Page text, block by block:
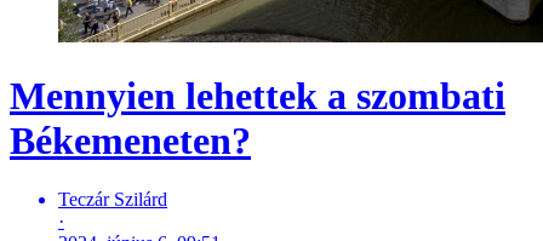
Mennyien lehettek a szombati
Békemeneten?
Teczár Szilárd
·